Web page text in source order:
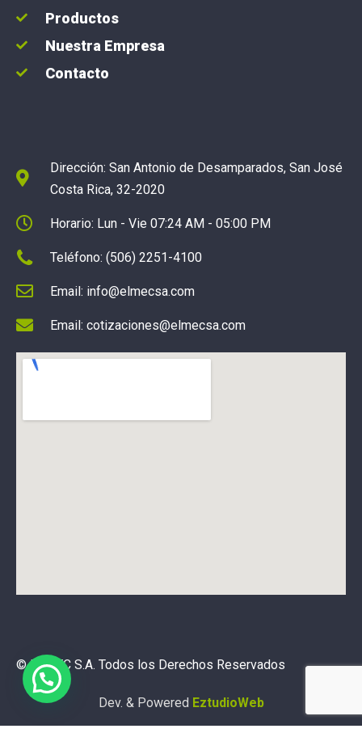
Productos
Nuestra Empresa
Contacto
Dirección: San Antonio de Desamparados, San José
Costa Rica, 32-2020
Horario: Lun - Vie 07:24 AM - 05:00 PM
Teléfono: (506) 2251-4100
Email: info@elmecsa.com
Email: cotizaciones@elmecsa.com
© ELMEC S.A. Todos los Derechos Reservados
Dev. & Powered EztudioWeb